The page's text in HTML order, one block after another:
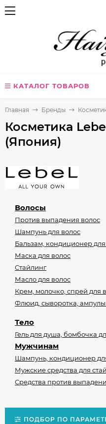
КАТАЛОГ ТОВАРОВ
Главная Бренды
Косметика
(Япония)
Волосы
Против выпадения волос
Шампунь для волос
Бальзам, кондиционер
Маска для волос
Стайлинг
Масло для волос
Крем, молочко, спрей для
Флюид, сыворотка, ампулы
Тело
Гель для душа, бомбочка
Мужчинам
Шампунь, кондиционер
Мужские средства для
Средства против
ПОДБОР ПО